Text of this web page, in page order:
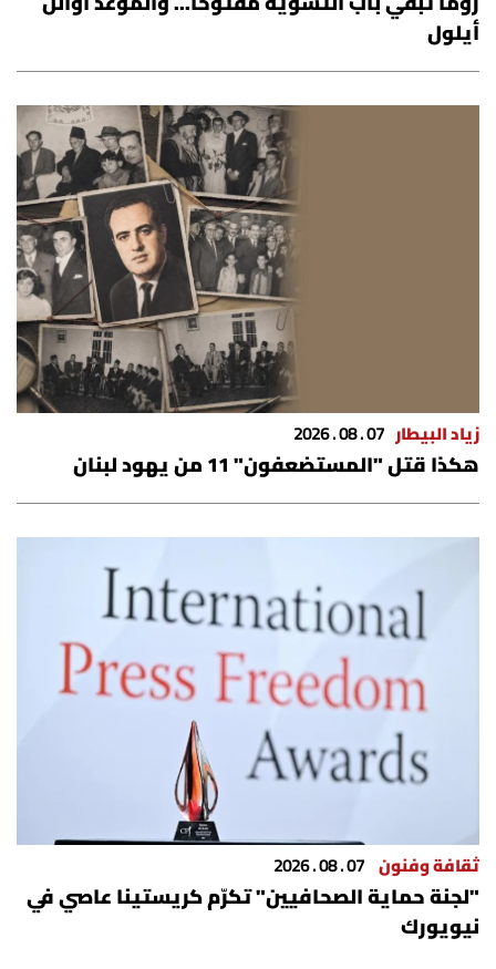
أيلول
زياد البيطار 07 . 08 . 2026
هكذا قتل "المستضعفون" 11 من يهود لبنان
ثقافة وفنون 07 . 08 . 2026
"لجنة حماية الصحافيين" تكرّم كريستينا عاصي في
نيويورك